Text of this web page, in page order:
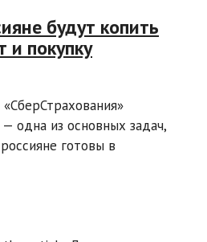
будут копить
и покупку
одна из основных задач,
готовы в